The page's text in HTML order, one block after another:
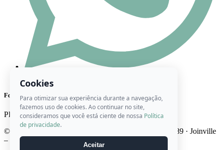
Formas de Pagamento
PIX Cartão Boleto
© 2026 Ateliê Roberta Artes · CNPJ 22.746.947/0001-89 · Joinville
– SC · Brasil
Cookies
Para otimizar sua experiência durante a navegação,
fazemos uso de cookies. Ao continuar no site,
consideramos que você está ciente de nossa Política
de privacidade.
Aceitar